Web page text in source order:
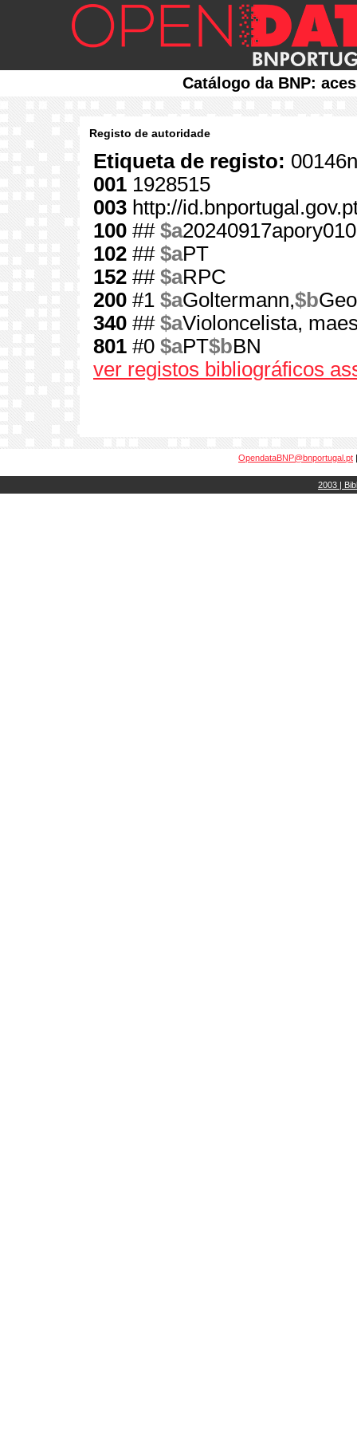
Catálogo da BNP:
Registo de autoridade
Etiqueta de registo:
001 1928515
003 http://
100 ## $a
102 ## $aPT
152 ## $aRPC
200 #1 $aGoltermann,$b
340 ## $aVioloncelista,
801 #0 $aPT$bBN
ver registos bibliográficos
OpendataBNP@bnportugal.pt
2003 |